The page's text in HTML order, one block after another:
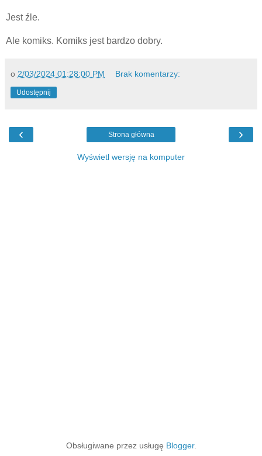
Jest źle.
Ale komiks. Komiks jest bardzo dobry.
o 2/03/2024 01:28:00 PM Brak komentarzy:
Udostępnij
‹ ›
Strona główna
Wyświetl wersję na komputer
Obsługiwane przez usługę Blogger.